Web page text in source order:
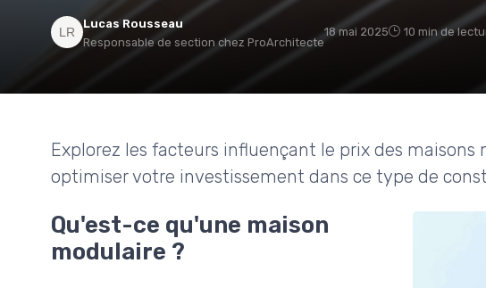
Lucas Rousseau
Responsable de section chez ProArchitecte
18 mai 2025 10 min de
Explorez les facteurs influençant le prix des
optimiser votre investissement dans ce type de
Qu'est-ce qu'une maison
modulaire ?